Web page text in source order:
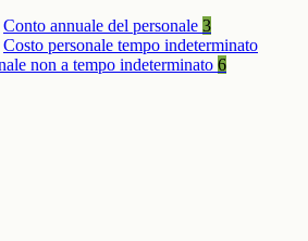
Conto annuale del personale 3
Costo personale tempo indeterminato
non a tempo indeterminato 6